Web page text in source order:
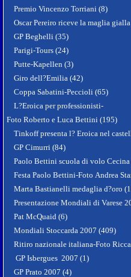
Premio Vincenzo Torriani (8)
Oscar Pereiro riceve la maglia
GP Beghelli (35)
Parigi-Tours (24)
Putte-Kapellen (3)
Giro dell?Emilia (42)
Coppa Sabatini-Peccioli (65)
L?Eroica per professionisti-
Foto Roberto e Luca Bettini (195)
Tinkoff presenta l? Eroica nel
GP Cimurri (84)
Paolo Bettini scuola di volo Cecina
Festa Paolo Bettini-Foto Andrea
Marta Bastianelli medaglia d?oro
Presentazione Mondiali di Varese
Pat McQuaid (6)
Mondiali Stoccarda 2007 (409)
Ritiro nazionale italiana-Foto
GP Isbergues 2007 (1)
GP Prato 2007 (4)